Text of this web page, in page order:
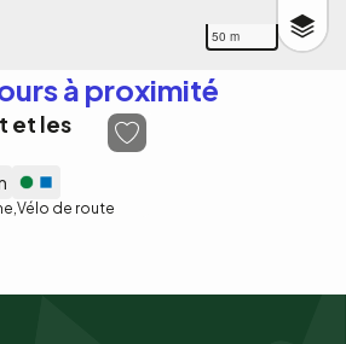
50 m
à proximité
et les
Vélo de route